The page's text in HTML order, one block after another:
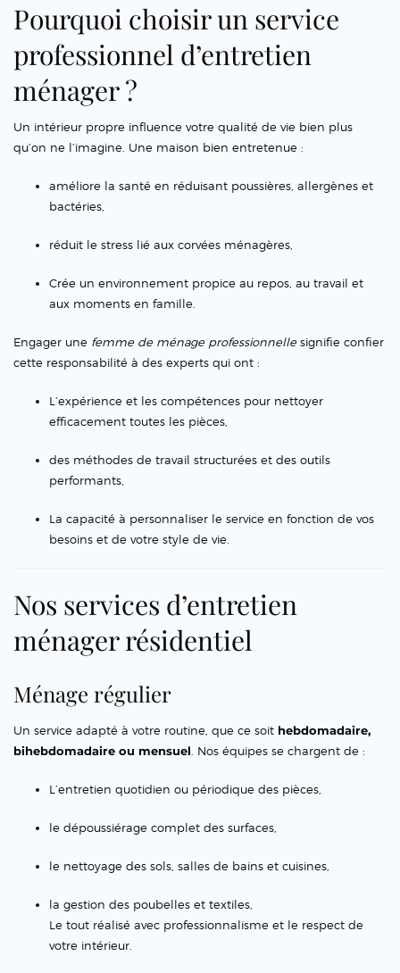
Pourquoi choisir un service
professionnel d’entretien
ménager ?
Un intérieur propre influence votre qualité de vie bien plus
qu’on ne l’imagine. Une maison bien entretenue :
améliore la santé en réduisant poussières, allergènes et
bactéries,
réduit le stress lié aux corvées ménagères,
Crée un environnement propice au repos, au travail et
aux moments en famille.
Engager une femme de ménage professionnellesignifie confier
cette responsabilité à des experts qui ont :
L’expérience et les compétences pour nettoyer
efficacement toutes les pièces,
des méthodes de travail structurées et des outils
performants,
La capacité à personnaliser le service en fonction de vos
besoins et de votre style de vie.
Nos services d’entretien
ménager résidentiel
Ménage régulier
Un service adapté à votre routine, que ce soit hebdomadaire,
bihebdomadaire ou mensuel. Nos équipes se chargent de :
L’entretien quotidien ou périodique des pièces,
le dépoussiérage complet des surfaces,
le nettoyage des sols, salles de bains et cuisines,
la gestion des poubelles et textiles,
Le tout réalisé avec professionnalisme et le respect de
votre intérieur.